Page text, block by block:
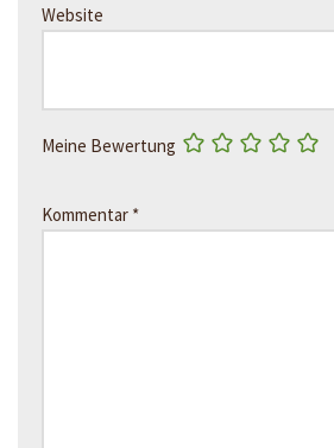
Website
Meine Bewertung
Kommentar *